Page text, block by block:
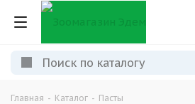
Главная - Каталог - Пасты